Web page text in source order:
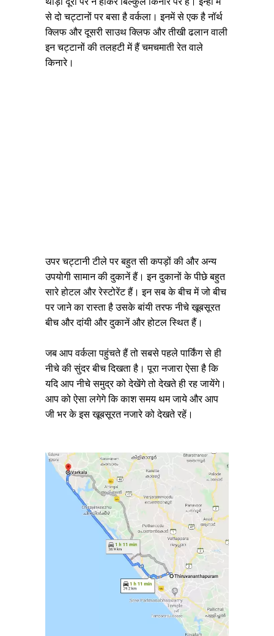
से दो चट्टानों पर बसा है वर्कला। इनमें से एक है नॉर्थ
क्लिफ और दूसरी साउथ क्लिफ और तीखी ढलान वाली
इन चट्टानों की तलहटी में हैं चमचमाती रेत वाले
किनारे।
उपर चट्टानी टीले पर बहुत सी कपड़ों की और अन्य
उपयोगी सामान की दुकानें हैं। इन दुकानों के पीछे बहुत
सारे होटल और रेस्टोरेंट हैं। इन सब के बीच में जो बीच
पर जाने का रास्ता है उसके बांयी तरफ नीचे खूबसूरत
बीच और दांयी और दुकानें और होटल स्थित हैं।
जब आप वर्कला पहुंचते हैं तो सबसे पहले पार्किंग से ही
नीचे की सुंदर बीच दिखता है। पूरा नजारा ऐसा है कि
यदि आप नीचे समुद्र को देखेंगे तो देखते ही रह जायेंगे।
आप को ऐसा लगेगे कि काश समय थम जाये और आप
जी भर के इस खूबसूरत नजारे को देखते रहें।